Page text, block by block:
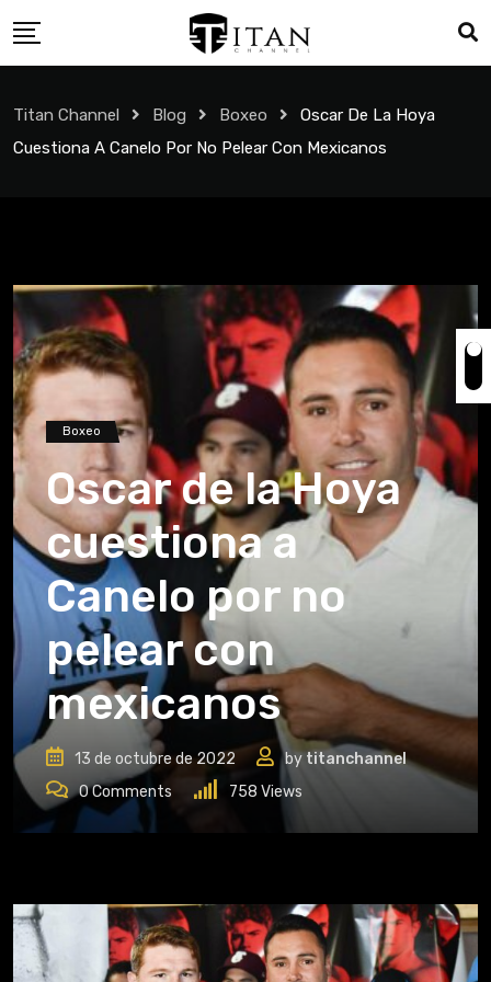
Titan Channel Blog Boxeo
Oscar De La Hoya
Cuestiona A Canelo Por No Pelear Con Mexicanos
Boxeo
Oscar de la Hoya
cuestiona a
Canelo por no
pelear con
mexicanos
13 de octubre de 2022 by titanchannel
0Comments 758 Views